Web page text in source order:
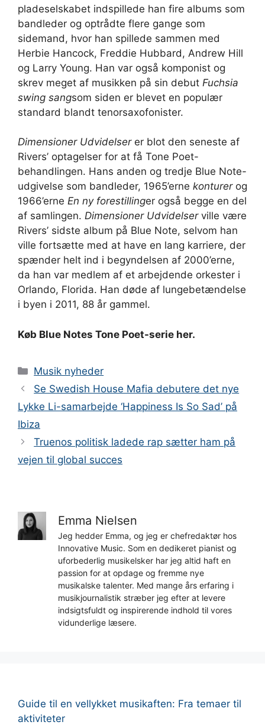
pladeselskabet indspillede han fire albums som
bandleder og optrådte flere gange som
sidemand, hvor han spillede sammen med
Herbie Hancock, Freddie Hubbard, Andrew Hill
og Larry Young. Han var også komponist og
skrev meget af musikken på sin debut Fuchsia
swing sangsom siden er blevet en populær
standard blandt tenorsaxofonister.
Dimensioner Udvidelserer blot den seneste af
Rivers’ optagelser for at få Tone Poet-
behandlingen. Hans anden og tredje Blue Note-
udgivelse som bandleder, 1965’erne konturerog
1966’erne En ny forestillinger også begge en del
af samlingen. Dimensioner Udvidelserville være
Rivers’ sidste album på Blue Note, selvom han
ville fortsætte med at have en lang karriere, der
spænder helt ind i begyndelsen af ​​2000’erne,
da han var medlem af et arbejdende orkester i
Orlando, Florida. Han døde af lungebetændelse
i byen i 2011, 88 år gammel.
Køb Blue Notes Tone Poet-serie her.
Kategorier
Musik nyheder
Se Swedish House Mafia debutere det nye
Lykke Li-samarbejde ‘Happiness Is So Sad’ på
Ibiza
Truenos politisk ladede rap sætter ham på
vejen til global succes
Emma Nielsen
Jeg hedder Emma, og jeg er chefredaktør hos
Innovative Music. Som en dedikeret pianist og
uforbederlig musikelsker har jeg altid haft en
passion for at opdage og fremme nye
musikalske talenter. Med mange års erfaring i
musikjournalistik stræber jeg efter at levere
indsigtsfuldt og inspirerende indhold til vores
vidunderlige læsere.
Guide til en vellykket musikaften: Fra temaer til
aktiviteter